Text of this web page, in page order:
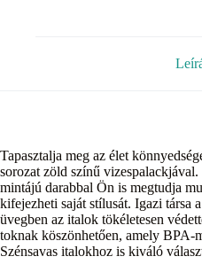
Tapasztalja meg az élet
sorozat zöld színű
mintájú darabbal Ön is megtudja
kifejezheti saját stílusát. Igazi társa
üvegben az italok tökéletesen
toknak köszönhetően, amely BPA-
Szénsavas italokhoz is kiváló